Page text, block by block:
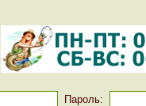
Пароль: